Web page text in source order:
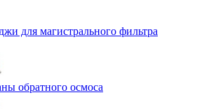
для магистрального фильтра
обратного осмоса